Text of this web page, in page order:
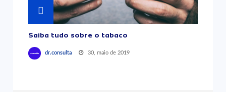
Saiba tudo sobre o tabaco
dr.consulta 30, maio de 2019